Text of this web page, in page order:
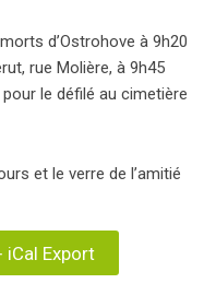
d’Ostrohove à 9h20
rue Molière, à 9h45
le défilé au cimetière
et le verre de l’amitié
iCal Export